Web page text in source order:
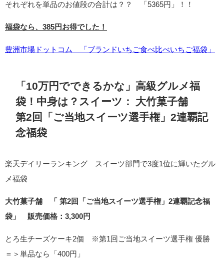
それぞれを単品のお値段の合計は？？ 「5365円」！！
福袋なら、385円お得でした！
豊洲市場ドットコム 「ブランドいちご食べ比べいちご福袋」
「10万円でできるかな」高級グルメ福
袋！中身は？スイーツ： 大竹菓子舗
第2回「ご当地スイーツ選手権」2連覇記
念福袋
楽天デイリーランキング スイーツ部門で3度1位に輝いたグル
メ福袋
大竹菓子舗 「 第2回「ご当地スイーツ選手権」2連覇記念福
袋」 販売価格：3,300円
とろ生チーズケーキ2個 ※第1回ご当地スイーツ選手権 優勝
＝＞単品なら「400円」